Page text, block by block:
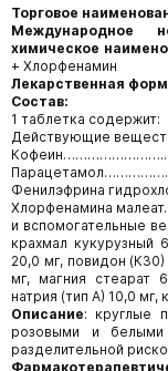
Торговое
Международное
химическое
+ Хлорфенамин
Лекарственная
Состав:
1 таблетка содержит:
Действующие
Фенилэфрина
Хлорфенамина
и вспомогательные
крахмал кукурузный
20,0 мг, повидон
мг, магния стеарат
натрия (тип А) 10,0 мг,
Описание: круглые
розовыми и
разделительной